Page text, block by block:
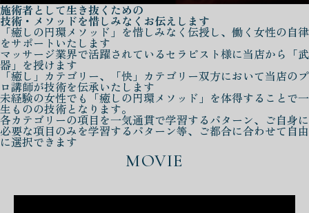
施術者として生き抜くための
技術・メソッドを惜しみなくお伝えします
「癒しの円環メソッド」を惜しみなく伝授し、働く女性の自律
をサポートいたします
マッサージ業界で活躍されているセラピスト様に当店から「武
器」を授けます
「癒し」カテゴリー、「快」カテゴリー双方において当店のプ
ロ講師が技術を伝承いたします
未経験の女性でも「癒しの円環メソッド」を体得することで一
生ものの技術となります。
各カテゴリーの項目を一気通貫で学習するパターン、ご自身に
必要な項目のみを学習するパターン等、ご都合に合わせて自由
に選択できます
MOVIE